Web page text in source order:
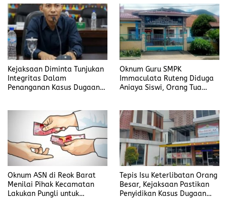
Kejaksaan Diminta Tunjukan
Integritas Dalam
Penanganan Kasus Dugaan
Oknum Guru SMPK
Immaculata Ruteng Diduga
Aniaya Siswi, Orang Tua
Oknum ASN di Reok Barat
Menilai Pihak Kecamatan
Lakukan Pungli untuk
Tepis Isu Keterlibatan Orang
Besar, Kejaksaan Pastikan
Penyidikan Kasus Dugaan